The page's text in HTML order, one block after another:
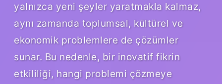
yalnızca yeni şeyler yaratmakla kalmaz,
aynı zamanda toplumsal, kültürel ve
ekonomik problemlere de çözümler
sunar. Bu nedenle, bir inovatif fikrin
etkililiği, hangi problemi çözmeye